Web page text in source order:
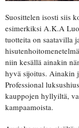
Suosittelen isosti siis
esimerkiksi A.K.A
tuotteita on saatavilla
niin kesällä ainakin
hyvä sijoitus. Ainakin
Professional
kauppojen hyllyiltä,
kampaamoista.